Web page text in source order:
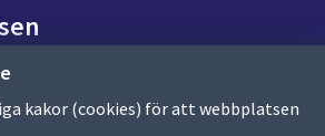
kakor (cookies) för att webbplatsen
och diarium